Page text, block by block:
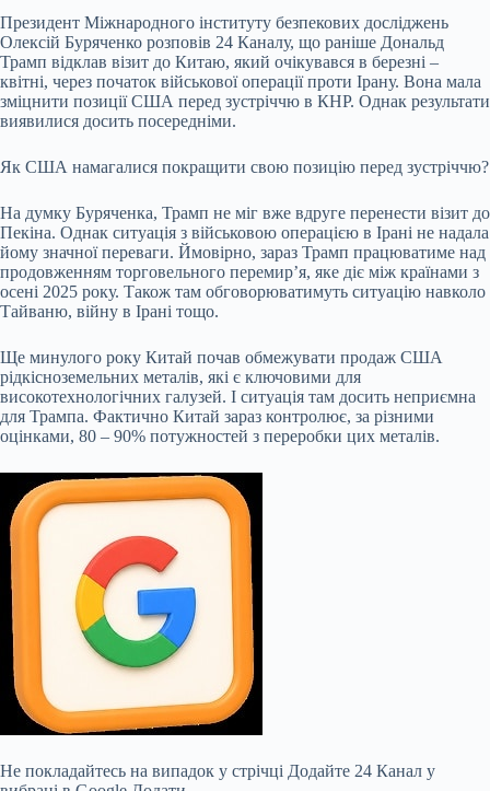
Президент Міжнародного інституту безпекових досліджень
Олексій Буряченко розповів 24 Каналу, що раніше Дональд
Трамп відклав візит до Китаю, який очікувався в березні –
квітні, через початок військової операції проти Ірану. Вона мала
зміцнити позиції США перед зустріччю в КНР. Однак результати
виявилися досить посередніми.
Як США намагалися покращити свою позицію перед зустріччю?
На думку Буряченка, Трамп не міг вже вдруге перенести візит до
Пекіна. Однак ситуація з військовою операцією в Ірані не надала
йому значної переваги. Ймовірно, зараз Трамп працюватиме над
продовженням торговельного перемир’я, яке діє між країнами з
осені 2025 року. Також там обговорюватимуть ситуацію навколо
Тайваню, війну в Ірані тощо.
Ще минулого року Китай почав обмежувати продаж США
рідкісноземельних металів, які є ключовими для
високотехнологічних галузей. І ситуація там досить неприємна
для Трампа. Фактично Китай зараз контролює, за різними
оцінками, 80 – 90% потужностей з переробки цих металів.
Не покладайтесь на випадок у стрічці Додайте 24 Канал у